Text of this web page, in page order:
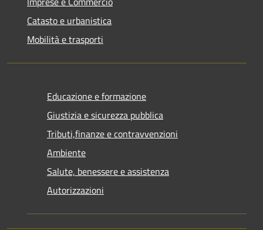
Catasto e urbanistica
Mobilità e trasporti
Educazione e formazione
Giustizia e sicurezza pubblica
Tributi,finanze e contravvenzioni
Ambiente
Salute, benessere e assistenza
Autorizzazioni